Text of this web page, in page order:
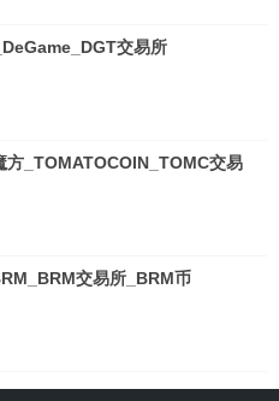
交易所
方_TOMATOCOIN_TOMC交易
交易所_BRM币